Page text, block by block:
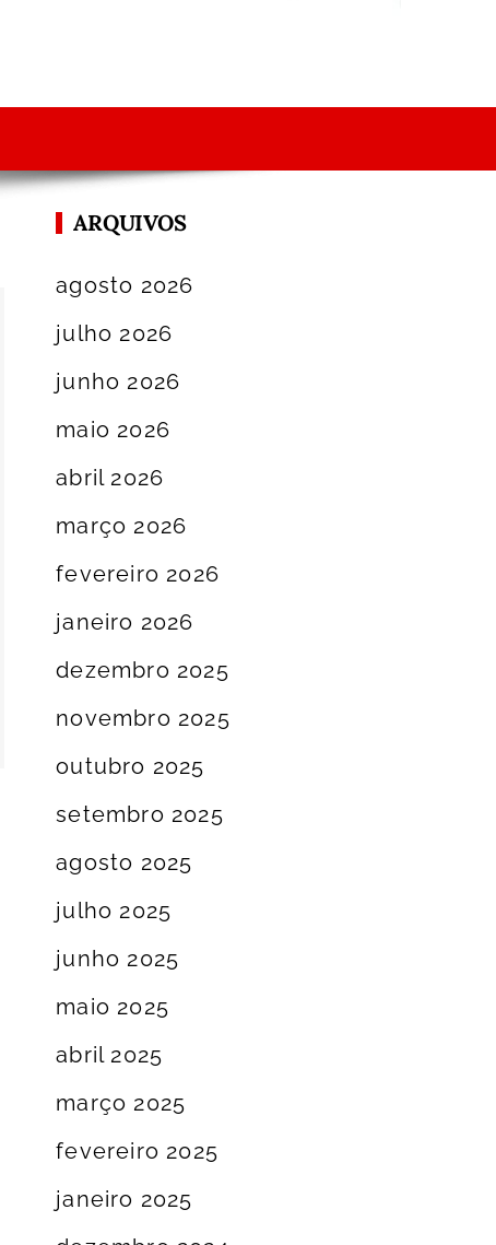
ARQUIVOS
agosto 2026
julho 2026
junho 2026
maio 2026
abril 2026
março 2026
fevereiro 2026
janeiro 2026
dezembro 2025
novembro 2025
outubro 2025
setembro 2025
agosto 2025
julho 2025
junho 2025
maio 2025
abril 2025
março 2025
fevereiro 2025
janeiro 2025